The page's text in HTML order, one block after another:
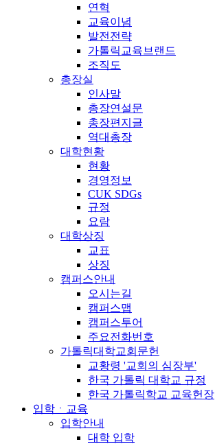
연혁
교육이념
발전전략
가톨릭교육브랜드
조직도
총장실
인사말
총장연설문
총장편지글
역대총장
대학현황
현황
경영정보
CUK SDGs
규정
요람
대학상징
교표
상징
캠퍼스안내
오시는길
캠퍼스맵
캠퍼스투어
주요전화번호
가톨릭대학교회문헌
교황령 '교회의 심장부'
한국 가톨릭 대학교 규정
한국 가톨릭학교 교육헌장
입학ㆍ교육
입학안내
대학 입학